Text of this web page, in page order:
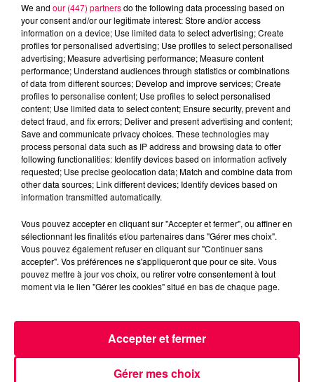
Flash infos
Crédit :Flash infos
podcasts/2022/02/2022-02-22-06-13-
05_6H_22022022.mp3
ACCUEIL INFOS
EMISSIONS
We and our (447) partnersdo the following data processing based on
your consent and/or our legitimate interest: Store and/or access
information on a device; Use limited data to select advertising; Create
profiles for personalised advertising; Use profiles to select personalised
advertising; Measure advertising performance; Measure content
performance; Understand audiences through statistics or combinations
of data from different sources; Develop and improve services; Create
profiles to personalise content; Use profiles to select personalised
content; Use limited data to select content; Ensure security, prevent and
detect fraud, and fix errors; Deliver and present advertising and content;
Save and communicate privacy choices. These technologies may
process personal data such as IP address and browsing data to offer
following functionalities: Identify devices based on information actively
requested; Use precise geolocation data; Match and combine data from
other data sources; Link different devices; Identify devices based on
information transmitted automatically.
Vous pouvez accepter en cliquant sur "Accepter et fermer", ou affiner en
sélectionnant les finalités et/ou partenaires dans "Gérer mes choix".
Vous pouvez également refuser en cliquant sur "Continuer sans
accepter". Vos préférences ne s'appliqueront que pour ce site. Vous
pouvez mettre à jour vos choix, ou retirer votre consentement à tout
moment via le lien "Gérer les cookies" situé en bas de chaque page.
Gérer mes choix
Accepter et fermer